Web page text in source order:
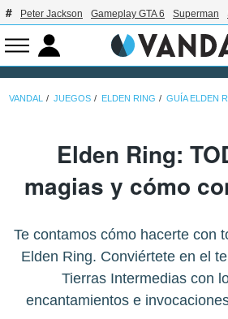
Peter Jackson Gameplay GTA 6 Superman
VANDAL JUEGOS ELDEN RING GUÍA ELDEN
Elden Ring:
magias y cómo
Te contamos cómo hacerte con
Elden Ring. Conviértete en el
Tierras Intermedias con
encantamientos e